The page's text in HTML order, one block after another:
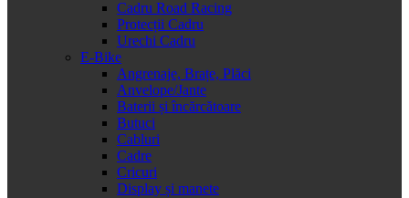
Cadru Road Racing
Protecții Cadru
Urechi Cadru
E-Bike
Angrenaje, Brațe, Plăci
Anvelope/Jante
Baterii și încărcătoare
Butuci
Cabluri
Cadre
Cricuri
Display și manete